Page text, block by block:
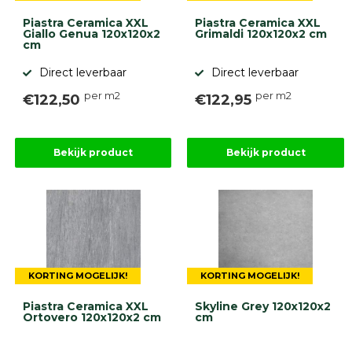
Piastra Ceramica XXL
Giallo Genua 120x120x2
cm
Direct leverbaar
€122,50 per m2
Bekijk product
Piastra Ceramica XXL
Grimaldi 120x120x2 cm
Direct leverbaar
€122,95 per m2
Bekijk product
KORTING MOGELIJK!
Piastra Ceramica XXL
Ortovero 120x120x2 cm
KORTING MOGELIJK!
Skyline Grey 120x120x2
cm